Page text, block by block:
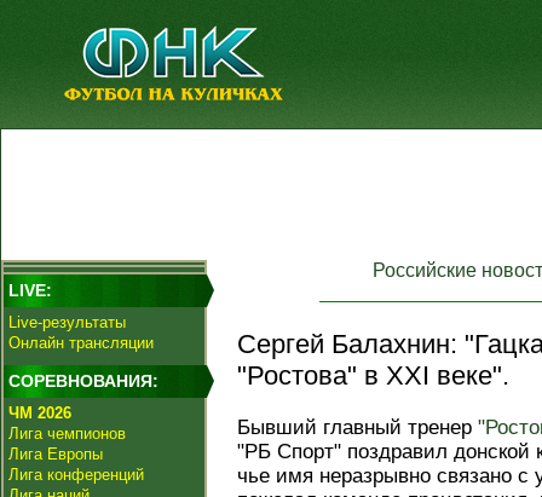
LIVE:
Live-результаты
Онлайн трансляции
СОРЕВНОВАНИЯ:
ЧМ 2026
Лига чемпионов
Лига Европы
Лига конференций
Российские
Сергей Балахнин:
"Ростова" в XXI веке".
Бывший главный тренер
"РБ Спорт" поздравил донской
чье имя неразрывно связано с